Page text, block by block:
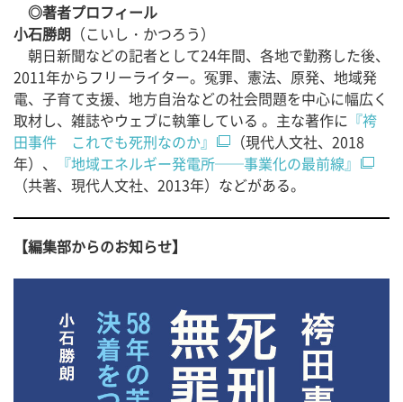
◎著者プロフィール
小石勝朗 （こいし・かつろう）
朝日新聞などの記者として24年間、各地で勤務した後、
2011年からフリーライター。冤罪、憲法、原発、地域発
電、子育て支援、地方自治などの社会問題を中心に幅広く
取材し、雑誌やウェブに執筆している 。主な著作に 『袴
田事件 これでも死刑なのか』
（現代人文社、2018
年）、
『地域エネルギー発電所──事業化の最前線』
（共著、現代人文社、2013年）などがある。
【編集部からのお知らせ】